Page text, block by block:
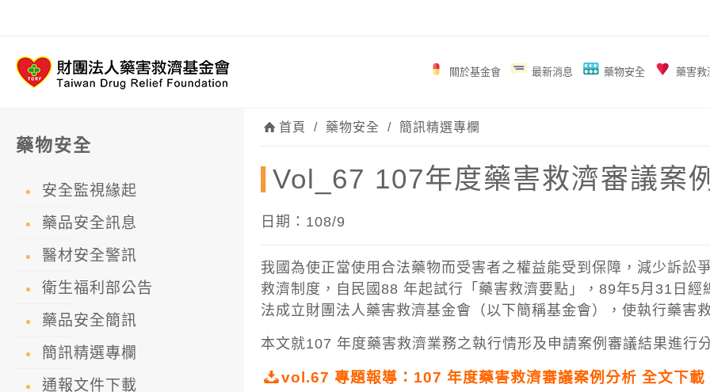
關於基金會 最新消息 藥物安全 藥害救
首頁 / 藥物安全 / 簡訊精選專欄
Vol_67 107年度藥害救濟審議案
日期：108/9
我國為使正當使用合法藥物而受害者之權益能受到保障，減少訴訟
救濟制度，自民國88 年起試行「藥害救濟要點」，89年5月31日
法成立財團法人藥害救濟基金會（以下簡稱基金會），使執行藥害
本文就107 年度藥害救濟業務之執行情形及申請案例審議結果進行
vol.67 專題報導：107 年度藥害救濟審議案例分析 全文下載
藥物安全
安全監視緣起
藥品安全訊息
醫材安全警訊
衛生福利部公告
藥品安全簡訊
簡訊精選專欄
通報文件下載